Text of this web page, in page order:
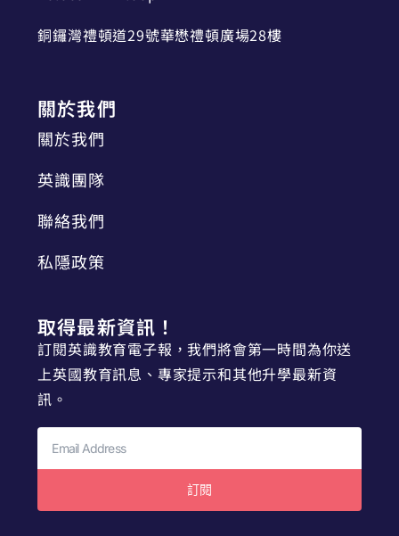
銅鑼灣禮頓道29號華懋禮頓廣場28樓
關於我們
關於我們
英識團隊
聯絡我們
私隱政策
取得最新資訊！
訂閱英識教育電子報，我們將會第一時間為你送
上英國教育訊息、專家提示和其他升學最新資
訊。
訂閱